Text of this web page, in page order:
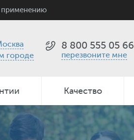
применению
городе
8 800 555 05 66
перезвоните мне
Качество